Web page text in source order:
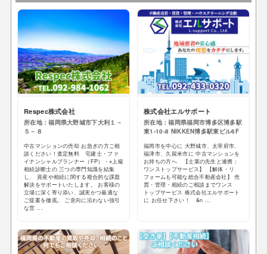
Respec株式会社
所在地：福岡県大野城市下大利１－
５－８
中古マンションの売却 お急ぎの方ご相
談ください！査定無料 宅建士・ファ
イナンシャルプランナー（FP）・※上級
相続診断士の 三つの専門知識を結集
し、 資産や相続に関する複合的な課題
解決をサポートいたします。 お客様の
立場に深く寄り添い、誠実かつ最適な
ご提案を徹底。 ご意向に沿わない強引
な営 ...
株式会社エルサポート
所在地：福岡県福岡市博多区博多駅
東1-10-8 NIKKEN博多駅東ビル6F
福岡市を中心に 大野城市、太宰府市、
福津市、久留米市に 中古マンションを
お持ちの方へ 【士業の先生と連携：
ワンストップサービス】 【解体・リ
フォームも可能な総合不動産会社】 売
買・管理・相続のご相談までワンス
トップサービス 株式会社エルサポート
に お任せ下さい！ &n ...